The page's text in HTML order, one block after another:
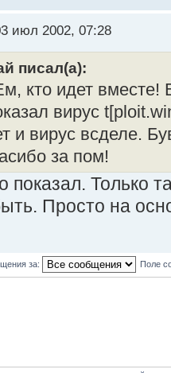
июл 2002, 07:28
писал(а):
кто идет вместе!
вирус
и вирус всделе.
за пом!
Только
Просто на
за: Поле